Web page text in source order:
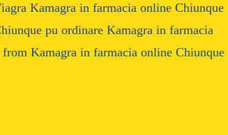
Kamagra in farmacia online Chiunque
pu ordinare Kamagra in farmacia
Kamagra in farmacia online Chiunque